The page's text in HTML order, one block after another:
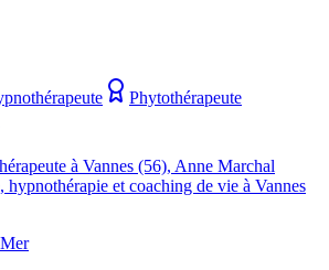
Phytothérapeute
à Vannes (56), Anne Marchal
hypnothérapie et coaching de vie à Vannes